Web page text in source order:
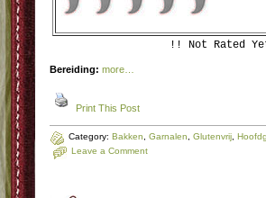
!! Not Rated
Bereiding: more…
Print This Post
Category: Bakken Garnalen Glutenvrij
Leave a Comment